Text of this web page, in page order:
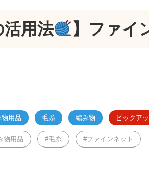
活用法 】ファイ
用品 毛糸 編み物 ピックア
物用品 毛糸 ファインネット